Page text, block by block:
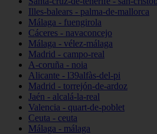
Illes-balears - palma-de-mallorca
Málaga - fuengirola
Cáceres - navaconcejo
Málaga - vélez-málaga
Madrid - campo-real
A-coruña - noia
Alicante - l39alfàs-del-pi
Madrid - torrejón-de-ardoz
Jaén - alcalá-la-real
Valencia - quart-de-poblet
Ceuta - ceuta
Málaga - málaga